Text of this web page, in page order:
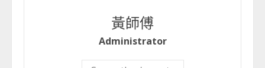
黃師傅
Administrator